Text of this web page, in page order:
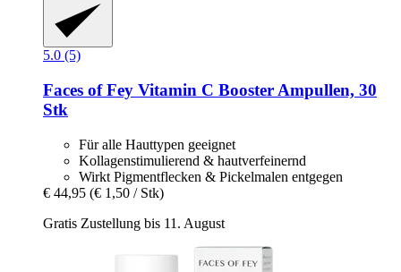
5.0 (5)
Faces of Fey Vitamin C Booster Ampullen, 30
Stk
Für alle Hauttypen geeignet
Kollagenstimulierend & hautverfeinernd
Wirkt Pigmentflecken & Pickelmalen entgegen
€ 44,95 (€ 1,50 / Stk)
Gratis Zustellung bis 11. August